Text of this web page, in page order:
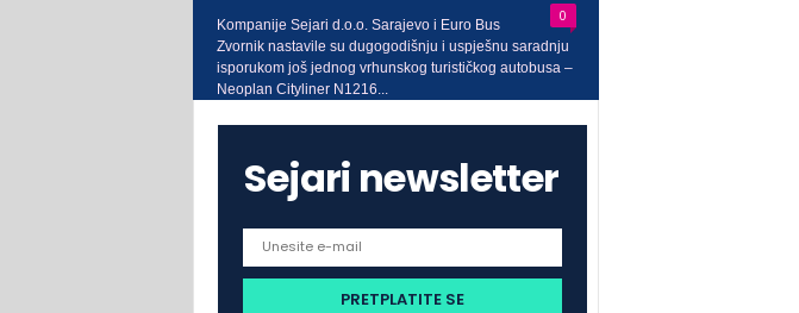
0
Kompanije Sejari d.o.o. Sarajevo i Euro Bus
Zvornik nastavile su dugogodišnju i uspješnu saradnju
isporukom još jednog vrhunskog turističkog autobusa –
Neoplan Cityliner N1216...
Sejari newsletter